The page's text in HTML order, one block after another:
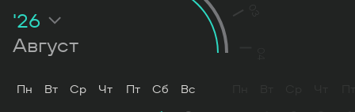
Август
'26
Пн Вт Ср Чт Пт Сб Вс